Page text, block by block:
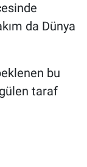
da Dünya
bu
taraf